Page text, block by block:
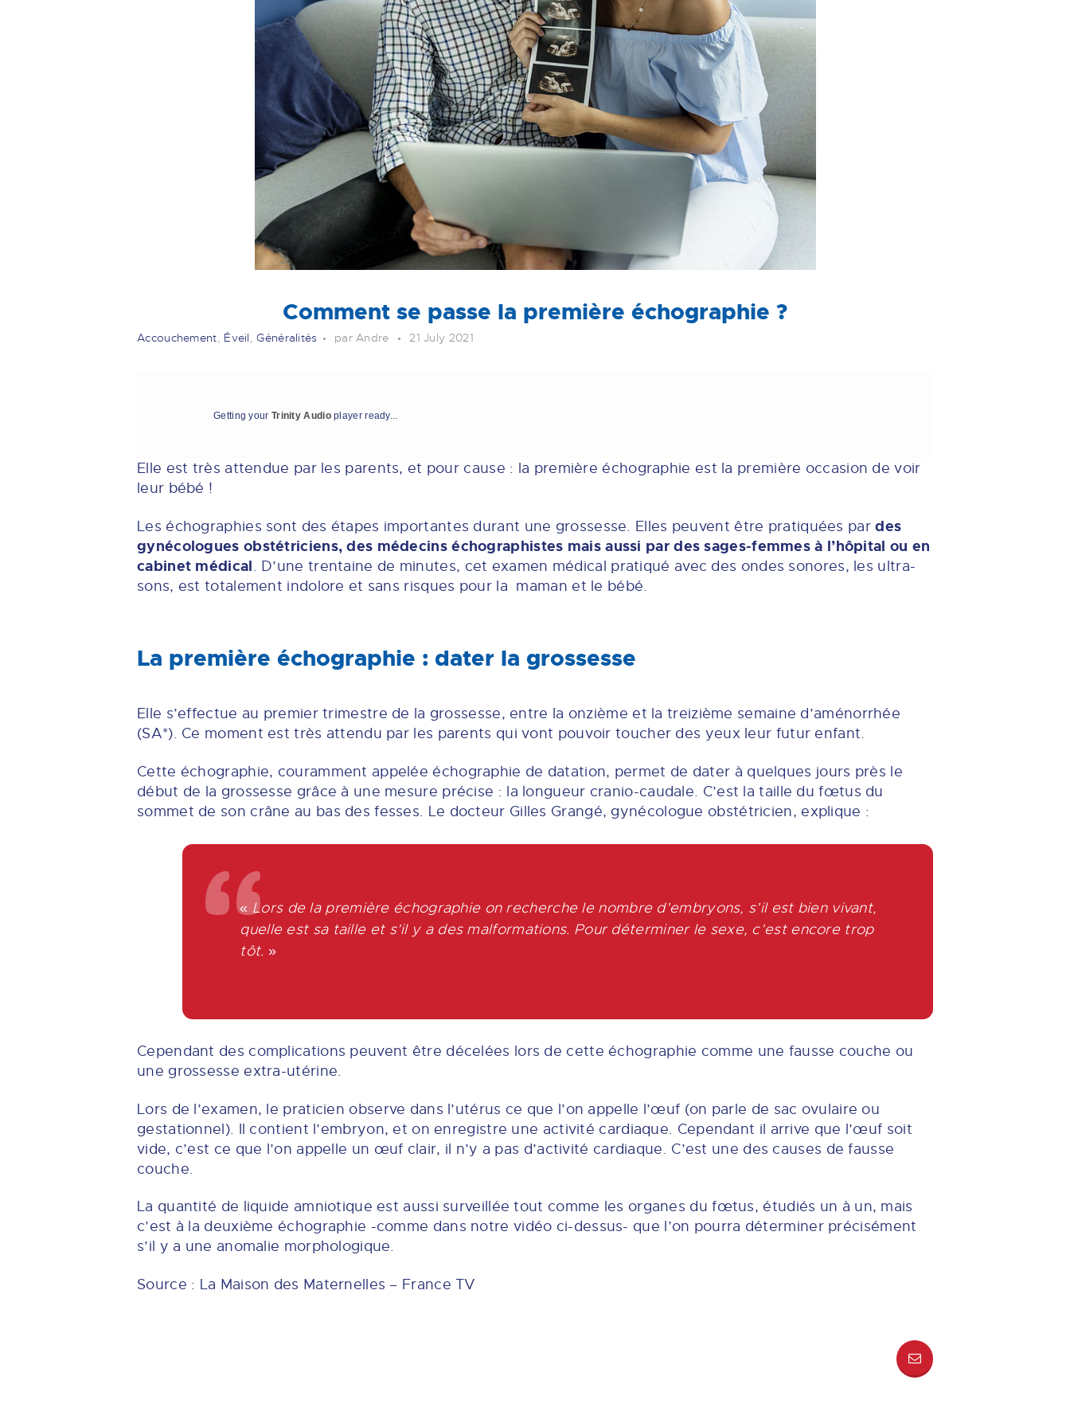
Comment se passe la première échographie ?
Accouchement, Éveil,Généralités par Andre 21 July 2021
Getting your Trinity Audioplayer ready...
Elle est très attendue par les parents, et pour cause : la première échographie est la première occasion de voir
leur bébé !
Les échographies sont des étapes importantes durant une grossesse. Elles peuvent être pratiquées pardes
gynécologues obstétriciens, des médecins échographistes mais aussi par des sages-femmes à l’hôpital ou en
cabinet médical. D’une trentaine de minutes, cet examen médical pratiqué avec des ondes sonores, les ultra-
sons, est totalement indolore et sans risques pour la maman et le bébé.
La première échographie : dater la grossesse
Elle s’effectue au premier trimestre de la grossesse, entre la onzième et la treizième semaine d’aménorrhée
(SA*). Ce moment est très attendu par les parents qui vont pouvoir toucher des yeux leur futur enfant.
Cette échographie, couramment appelée échographie de datation, permet de dater à quelques jours près le
début de la grossesse grâce à une mesure précise : la longueur cranio-caudale. C’est la taille du fœtus du
sommet de son crâne au bas des fesses. Le docteur Gilles Grangé, gynécologue obstétricien, explique :
« Lors de la première échographie on recherche le nombre d’embryons, s’il est bien vivant,
quelle est sa taille et s’il y a des malformations. Pour déterminer le sexe, c’est encore trop
tôt. »
Cependant des complications peuvent être décelées lors de cette échographie comme une fausse couche ou
une grossesse extra-utérine.
Lors de l’examen, le praticien observe dans l’utérus ce que l’on appelle l’œuf (on parle de sac ovulaire ou
gestationnel). Il contient l’embryon, et on enregistre une activité cardiaque. Cependant il arrive que l’œuf soit
vide, c’est ce que l’on appelle un œuf clair, il n’y a pas d’activité cardiaque. C’est une des causes de fausse
couche.
La quantité de liquide amniotique est aussi surveillée tout comme les organes du fœtus, étudiés un à un, mais
c’est à la deuxième échographie -comme dans notre vidéo ci-dessus- que l’on pourra déterminer précisément
s’il y a une anomalie morphologique.
Source : La Maison des Maternelles – France TV